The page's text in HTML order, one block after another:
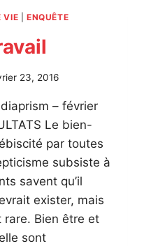
VIE |ENQUÊTE
23, 2016
– février
Le bien-
par toutes
subsiste à
savent qu’il
exister, mais
rare. Bien être et
sont